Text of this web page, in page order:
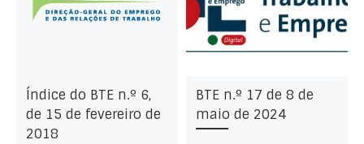
Índice do BTE n.º 6,
de 15 de fevereiro de
2018
BTE n.º 17 de 8 de
maio de 2024